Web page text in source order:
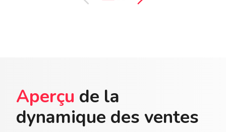
Aperçu de la
dynamique des ventes